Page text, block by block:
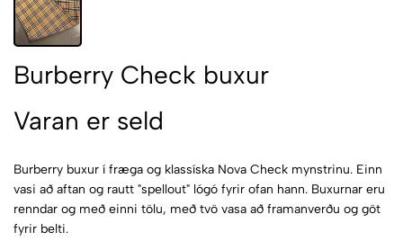
Burberry Check buxur
Varan er seld
Burberry buxur í fræga og klassíska Nova Check mynstrinu. Einn
vasi að aftan og rautt "spellout" lógó fyrir ofan hann. Buxurnar eru
renndar og með einni tölu, með tvö vasa að framanverðu og göt
fyrir belti.